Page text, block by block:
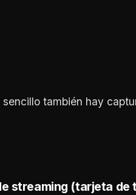
también hay
streaming (tarjeta de